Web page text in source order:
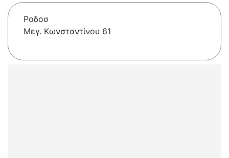
Ροδοσ
Μεγ. Κωνσταντίνου 61